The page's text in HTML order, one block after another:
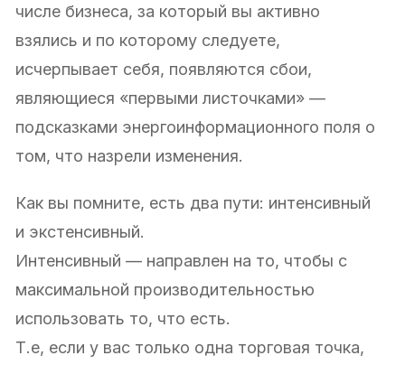
числе бизнеса, за который вы активно
взялись и по которому следуете,
исчерпывает себя, появляются сбои,
являющиеся «первыми листочками» —
подсказками энергоинформационного поля о
том, что назрели изменения.
Как вы помните, есть два пути: интенсивный
и экстенсивный.
Интенсивный — направлен на то, чтобы с
максимальной производительностью
использовать то, что есть.
Т.е, если у вас только одна торговая точка,